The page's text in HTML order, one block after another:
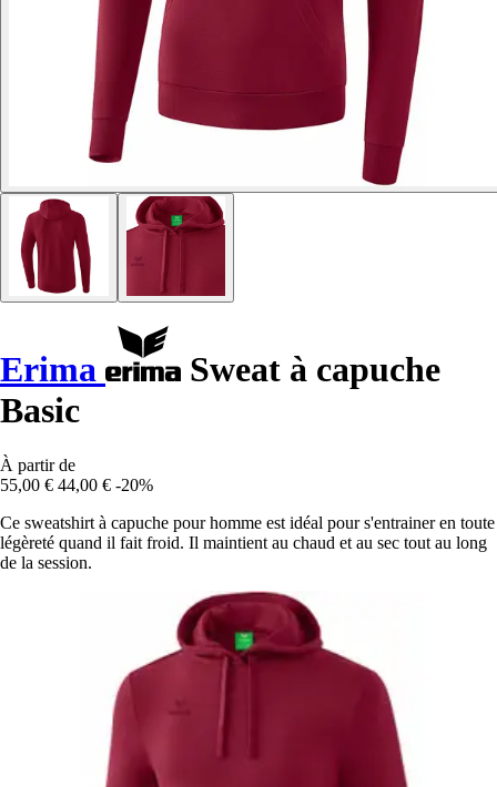
Erima
Sweat à capuche
Basic
À partir de
55,00 € 44,00 € -20%
Ce sweatshirt à capuche pour homme est idéal pour s'entrainer en toute
légèreté quand il fait froid. Il maintient au chaud et au sec tout au long
de la session.